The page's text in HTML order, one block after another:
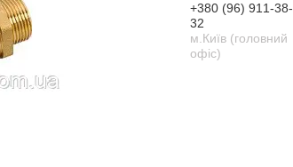
+380 (96) 911-38-
32
м.Київ (головний
офіс)